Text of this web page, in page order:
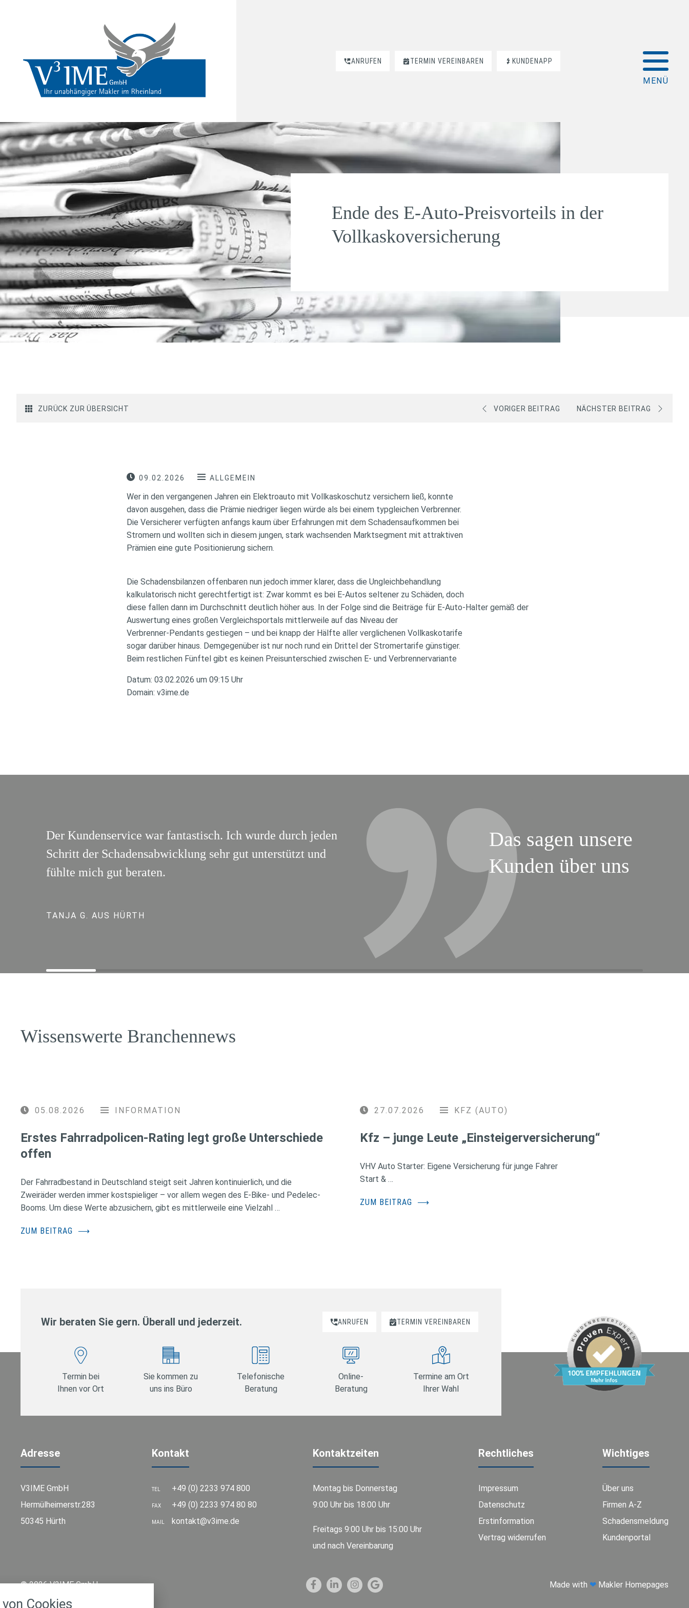
ANRUFEN TERMIN VEREINBAREN KUNDENAPP
Ende des E-Auto-Preisvorteils in der
Vollkaskoversicherung
ZURÜCK ZUR ÜBERSICHT VORIGER BEITRAG NÄCHSTER BEITRAG
09.02.2026 ALLGEMEIN
Wer in den vergangenen Jahren ein Elektroauto mit Vollkaskoschutz versichern ließ, konnte
davon ausgehen, dass die Prämie niedriger liegen würde als bei einem typgleichen Verbrenner.
Die Versicherer verfügten anfangs kaum über Erfahrungen mit dem Schadensaufkommen bei
Stromern und wollten sich in diesem jungen, stark wachsenden Marktsegment mit attraktiven
Prämien eine gute Positionierung sichern.
Die Schadensbilanzen offenbaren nun jedoch immer klarer, dass die Ungleichbehandlung
kalkulatorisch nicht gerechtfertigt ist: Zwar kommt es bei E-Autos seltener zu Schäden, doch
diese fallen dann im Durchschnitt deutlich höher aus. In der Folge sind die Beiträge für E-Auto-Halter gemäß der
Auswertung eines großen Vergleichsportals mittlerweile auf das Niveau der
Verbrenner-Pendants gestiegen – und bei knapp der Hälfte aller verglichenen Vollkaskotarife
sogar darüber hinaus. Demgegenüber ist nur noch rund ein Drittel der Stromertarife günstiger.
Beim restlichen Fünftel gibt es keinen Preisunterschied zwischen E- und Verbrennervariante
Datum: 03.02.2026 um 09:15 Uhr
Domain: v3ime.de
Das sagen unsere
Kunden über uns
Der Kundenservice war fantastisch. Ich wurde durch jeden
Schritt der Schadensabwicklung sehr gut unterstützt und
fühlte mich gut beraten.
TANJA G. AUS HÜRTH
Wissenswerte Branchennews
05.08.2026 INFORMATION
Erstes Fahrradpolicen-Rating legt große Unterschiede
offen
Der Fahrradbestand in Deutschland steigt seit Jahren kontinuierlich, und die
Zweiräder werden immer kostspieliger – vor allem wegen des E-Bike- und Pedelec-
Booms. Um diese Werte abzusichern, gibt es mittlerweile eine Vielzahl …
ZUM BEITRAG ⟶
27.07.2026 KFZ (AUTO)
Kfz – junge Leute „Einsteigerversicherung“
VHV Auto Starter: Eigene Versicherung für junge Fahrer
Start & …
ZUM BEITRAG ⟶
Wir beraten Sie gern. Überall und jederzeit. ANRUFEN TERMIN VEREINBAREN
Termin bei
Ihnen vor Ort
Sie kommen zu
uns ins Büro
Telefonische
Beratung
Online-
Beratung
Termine am Ort
Ihrer Wahl
Adresse
V3IME GmbH
Hermülheimerstr.283
50345 Hürth
Kontakt
TEL +49 (0) 2233 974 800
FAX +49 (0) 2233 974 80 80
MAIL kontakt@v3ime.de
Kontaktzeiten
Montag bis Donnerstag
9:00 Uhr bis 18:00 Uhr
Freitags 9:00 Uhr bis 15:00 Uhr
und nach Vereinbarung
Rechtliches
Impressum
Datenschutz
Erstinformation
Vertrag widerrufen
Wichtiges
Über uns
Firmen A-Z
Schadensmeldung
Kundenportal
© 2026 V3IME GmbH Made with ❤Makler Homepages
Cookies
akzeptieren oder zu blockieren.